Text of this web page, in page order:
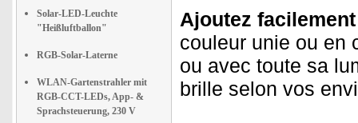
Solar-LED-Leuchte
"Heißluftballon"
RGB-Solar-Laterne
WLAN-Gartenstrahler mit
RGB-CCT-LEDs, App- &
Sprachsteuerung, 230 V
Ajoutez
couleur unie ou en
ou avec toute sa
brille selon vos